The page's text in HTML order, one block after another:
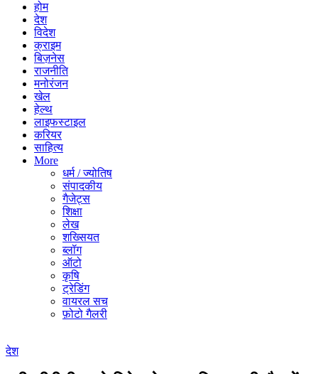
होम
देश
विदेश
क्राइम
बिज़नेस
राजनीति
मनोरंजन
खेल
हेल्थ
लाइफस्टाइल
करियर
साहित्य
More
धर्म / ज्योतिष
संपादकीय
गैजेट्स
शिक्षा
लेख
शख्सियत
ब्लॉग
ऑटो
कृषि
ट्रेडिंग
वायरल सच
फ़ोटो गैलरी
देश